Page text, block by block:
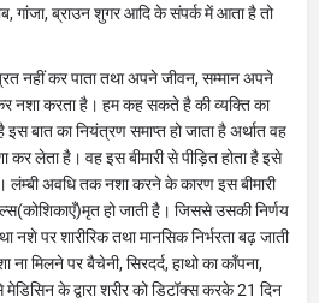
गांजा, ब्राउन शुगर आदि के संपर्क में आता है तो
नहीं कर पाता तथा अपने जीवन, सम्मान अपने
नशा करता है। हम कह सकते है की व्यक्ति का
बात का नियंत्रण समाप्त हो जाता है अर्थात वह
कर लेता है। वह इस बीमारी से पीड़ित होता है इसे
लंम्बी अवधि तक नशा करने के कारण इस बीमारी
हो जाती है। जिससे उसकी निर्णय
नशे पर शारीरिक तथा मानसिक निर्भरता बढ़ जाती
ना मिलने पर बैचेनी, सिरदर्द, हाथो का काँपना,
के द्वारा शरीर को डिटॉक्स करके 21 दिन